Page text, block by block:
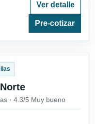
Ver detalle
Pre-cotizar
· 4.3/5 Muy bueno